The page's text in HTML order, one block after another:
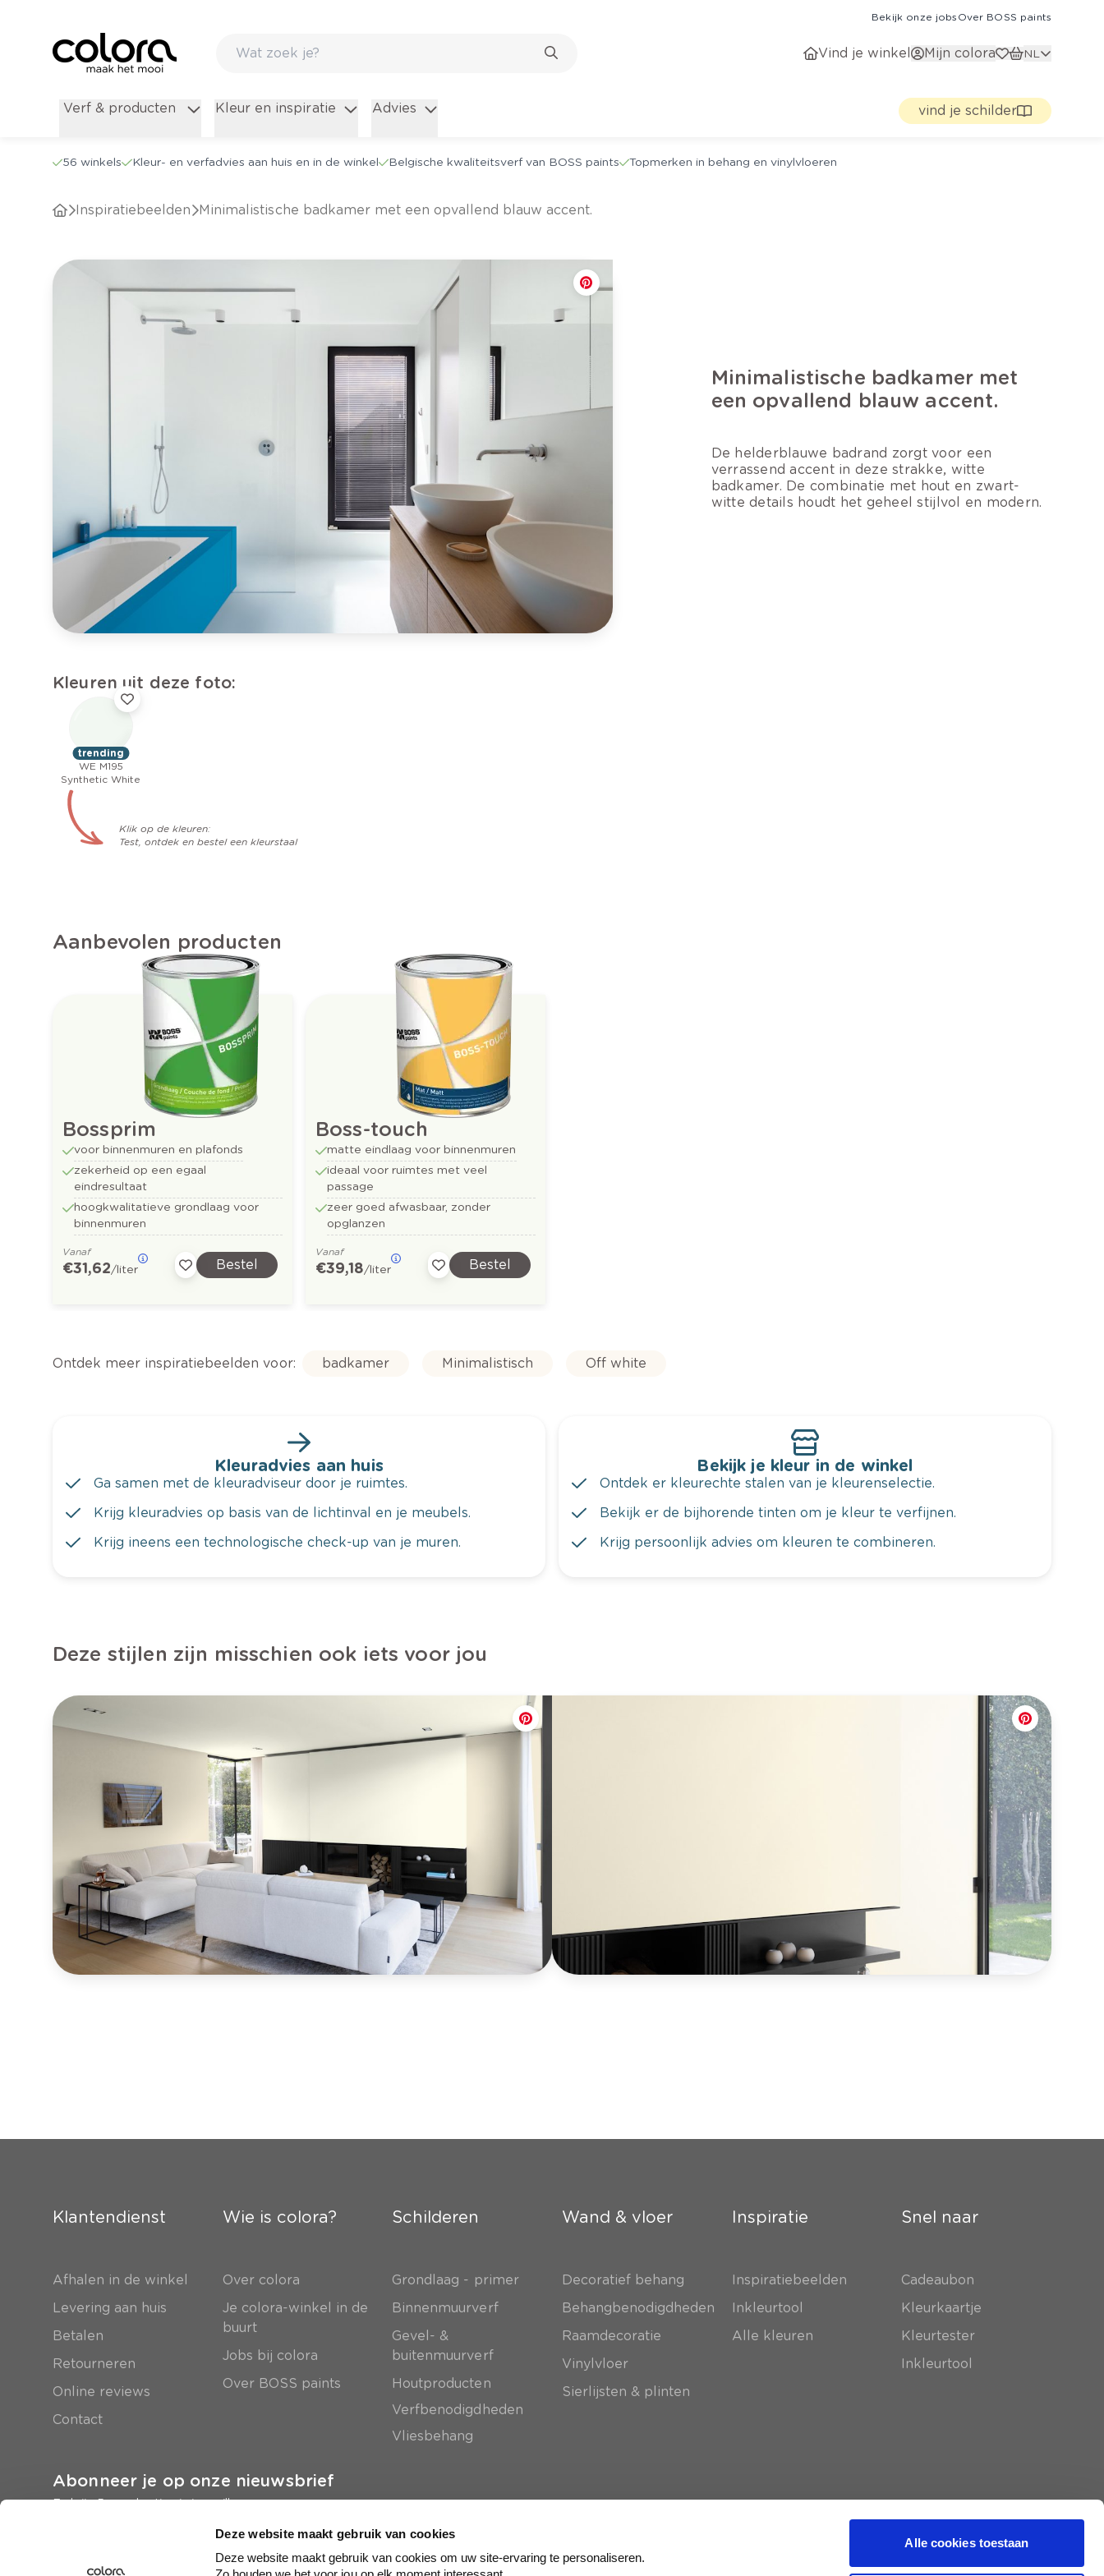
Deze website maakt gebruik van cookies
Deze website maakt gebruik van cookies om uw site-ervaring te personaliseren.
Alle cookies toestaan
Bekijk onze jobs Over BOSS paints
Vind je winkel Mijn colora NL
Verf & producten Kleur en inspiratie Advies vind je schilder
56 winkels Kleur- en verfadvies aan huis en in de winkel Belgische kwaliteitsverf van BOSS paints Topmerken in behang en vinylvloeren
Inspiratiebeelden Minimalistische badkamer met een opvallend blauw accent.
Minimalistische badkamer met
een opvallend blauw accent.
De helderblauwe badrand zorgt voor een
verrassend accent in deze strakke, witte
badkamer. De combinatie met hout en zwart-
witte details houdt het geheel stijlvol en modern.
Kleuren uit deze foto:
trending
WE M195
Synthetic White
Klik op de kleuren:
Test, ontdek en bestel een kleurstaal
Aanbevolen producten
Bossprim
voor binnenmuren en plafonds
zekerheid op een egaal
eindresultaat
hoogkwalitatieve grondlaag voor
binnenmuren
Vanaf
€ 31,62/liter Bestel
Boss-touch
matte eindlaag voor binnenmuren
ideaal voor ruimtes met veel
passage
zeer goed afwasbaar, zonder
opglanzen
Vanaf
€ 39,18/liter Bestel
Ontdek meer inspiratiebeelden voor: badkamer Minimalistisch Off white
Kleuradvies aan huis
Ga samen met de kleuradviseur door je ruimtes.
Krijg kleuradvies op basis van de lichtinval en je meubels.
Krijg ineens een technologische check-up van je muren.
Bekijk je kleur in de winkel
Ontdek er kleurechte stalen van je kleurenselectie.
Bekijk er de bijhorende tinten om je kleur te verfijnen.
Krijg persoonlijk advies om kleuren te combineren.
Deze stijlen zijn misschien ook iets voor jou
Klantendienst
Afhalen in de winkel
Levering aan huis
Betalen
Retourneren
Online reviews
Contact
Wie is colora?
Over colora
Je colora-winkel in de
buurt
Jobs bij colora
Over BOSS paints
Schilderen
Grondlaag - primer
Binnenmuurverf
Gevel- &
buitenmuurverf
Houtproducten
Verfbenodigdheden
Vliesbehang
Wand & vloer
Decoratief behang
Behangbenodigdheden
Raamdecoratie
Vinylvloer
Sierlijsten & plinten
Inspiratie
Inspiratiebeelden
Inkleurtool
Alle kleuren
Snel naar
Cadeaubon
Kleurkaartje
Kleurtester
Inkleurtool
Abonneer je op onze nieuwsbrief
En krijg 5 euro korting in je mailbox
Inschrijven